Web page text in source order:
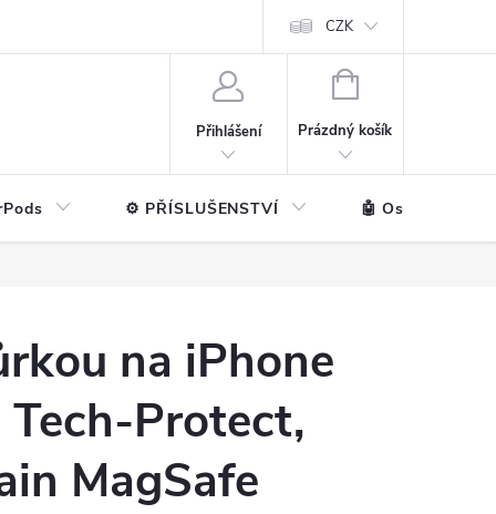
CZK
Přihlášení
NÁKUPNÍ
Prázdný košík
⚙️ PŘÍSLUŠENSTVÍ 🤖 Ostatní
na iPhone
Protect,
MagSafe